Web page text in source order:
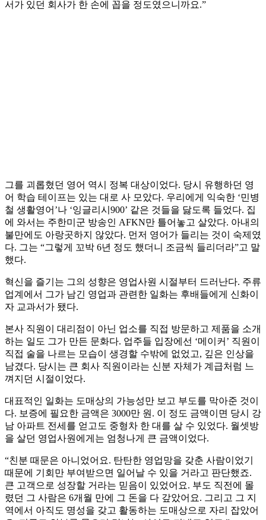
서가 있던 회사가 한 손에 꼽을 정도였으니까요.”
그를 괴롭혔던 영어 역시 정복 대상이었다. 당시 유행하던 영
어 학습 테이프는 있는 대로 사 모았다. 우리에게 익숙한 ‘민병
철 생활영어’나 ‘잉글리시900’ 같은 것들을 닳도록 들었다. 집
에 와서는 주한미군 방송인 AFKN만 틀어놓고 살았다. 아내의
불만에도 아랑곳하지 않았다. 먼저 영어가 들리는 것이 숙제였
다. 그는 “그렇게 꼬박 6년 정도 했더니 조금씩 들리더라”고 말
했다.
혁신을 즐기는 그의 성향은 영업사원 시절부터 드러난다. 주류
업계에서 그가 남긴 영업과 관련한 일화는 후배들에게 신화이
자 교과서가 됐다.
본사 직원이 대리점이 아닌 업소를 직접 방문하고 제품을 소개
하는 일도 그가 만든 문화다. 업주들 입장에선 ‘메이커’ 직원이
직접 술을 나르는 모습이 생경할 수밖에 없었고, 깊은 인상을
남겼다. 당시는 큰 회사 직원이라는 신분 자체가 계급처럼 느
껴지던 시절이었다.
대표적인 일화는 도매상의 가능성만 보고 부도를 막아준 것이
다. 보증에 필요한 금액은 3000만 원. 이 정도 금액이면 당시 강
남 아파트 전세를 얻고도 중형차 한 대를 살 수 있었다. 월셋방
을 살던 영업사원에게는 엄청나게 큰 금액이었다.
“친분 때문은 아니었어요. 탄탄한 영업망을 갖춘 사람이었기
때문에 기회만 부여받으면 일어날 수 있을 거라고 판단했죠.
큰 고객으로 성장할 거라는 믿음이 있었어요. 부도 직전에 몰
렸던 그 사람은 6개월 만에 그 돈을 다 갚았어요. 그리고 그 지
역에서 아직도 명성을 갖고 활동하는 도매상으로 자리 잡았어